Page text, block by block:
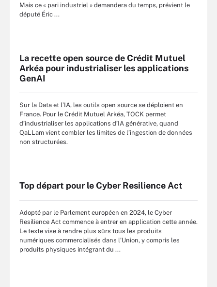
Mais ce « pari industriel » demandera du temps, prévient le
député Éric ...
La recette open source de Crédit Mutuel
Arkéa pour industrialiser les applications
GenAI
Sur la Data et l’IA, les outils open source se déploient en
France. Pour le Crédit Mutuel Arkéa, TOCK permet
d’industrialiser les applications d’IA générative, quand
QaLLam vient combler les limites de l’ingestion de données
non structurées.
Top départ pour le Cyber Resilience Act
Adopté par le Parlement européen en 2024, le Cyber
Resilience Act commence à entrer en application cette année.
Le texte vise à rendre plus sûrs tous les produits
numériques commercialisés dans l’Union, y compris les
produits physiques intégrant du ...